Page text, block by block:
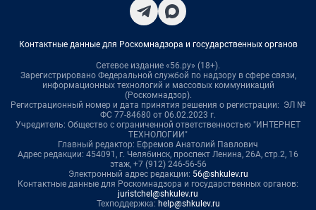
Контактные данные для Роскомнадзора и государственных органов
Сетевое издание «56.ру» (18+).
Зарегистрировано Федеральной службой по надзору в сфере связи,
информационных технологий и массовых коммуникаций
(Роскомнадзор).
Регистрационный номер и дата принятия решения о регистрации: ЭЛ №
ФС 77-84680 от 06.02.2023 г.
Учредитель: Общество с ограниченной ответственностью "ИНТЕРНЕТ
ТЕХНОЛОГИИ"
Главный редактор: Ефремов Анатолий Павлович
Адрес редакции: 454091, г. Челябинск, проспект Ленина, 26А, стр.2, 16
этаж, +7 (912) 246-56-56
Электронный адрес редакции: 56@shkulev.ru
Контактные данные для Роскомнадзора и государственных органов:
juristchel@shkulev.ru
Техподдержка: help@shkulev.ru